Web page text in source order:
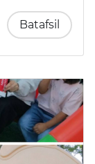
Batafsil